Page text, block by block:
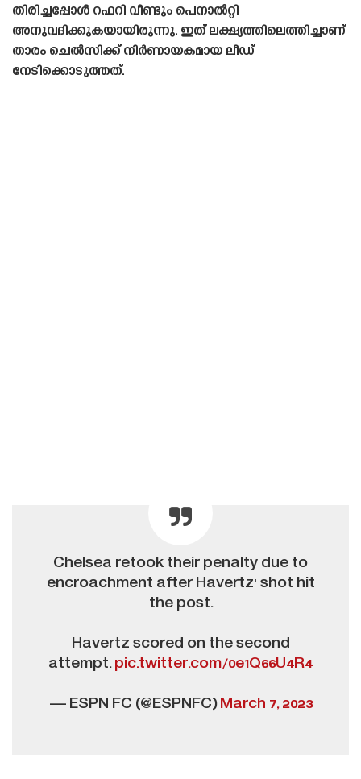
തിരിച്ചപ്പോൾ റഫറി വീണ്ടും പെനാൽറ്റി
അനുവദിക്കുകയായിരുന്നു. ഇത് ലക്ഷ്യത്തിലെത്തിച്ചാണ്
താരം ചെൽസിക്ക് നിർണായകമായ ലീഡ്
നേടിക്കൊടുത്തത്.
Chelsea retook their penalty due to
encroachment after Havertz' shot hit
the post.
Havertz scored on the second
attempt.pic.twitter.com/0e1Q66U4R4
— ESPN FC (@ESPNFC)March 7, 2023